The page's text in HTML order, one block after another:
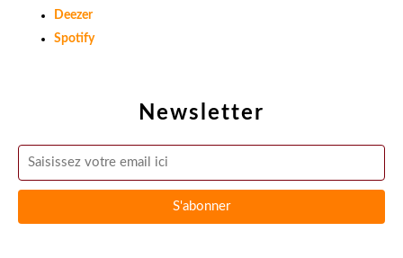
Newsletter
Deezer
Spotify